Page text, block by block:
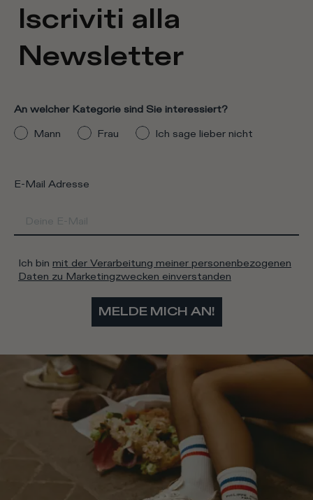
Iscriviti alla
Newsletter
An welcher Kategorie sind Sie interessiert?
Mann
Frau Ich sage lieber nicht
E-Mail Adresse
Ich bin mit der Verarbeitung meiner personenbezogenen
Daten zu Marketingzwecken einverstanden
MELDE MICH AN!